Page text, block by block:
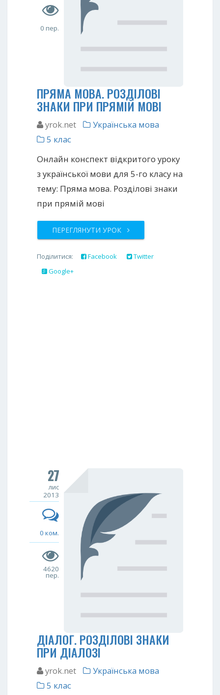
0 пер.
ПРЯМА МОВА. РОЗДІЛОВІ
ЗНАКИ ПРИ ПРЯМІЙ МОВІ
yrok.net
Українська мова
5 клас
Онлайн конспект відкритого уроку
з української мови для 5-го класу на
тему: Пряма мова. Розділові знаки
при прямій мові
ПЕРЕГЛЯНУТИ УРОК
Поділитися: Facebook
Twitter
Google+
27
лис
2013
0 ком.
4620
пер.
ДІАЛОГ. РОЗДІЛОВІ ЗНАКИ
ПРИ ДІАЛОЗІ
yrok.net
Українська мова
5 клас